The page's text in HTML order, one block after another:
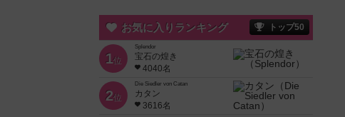
お気に入りランキング トップ50
1位
Splendor
宝石の煌き
4040名
2位
Die Siedler von Catan
カタン
3616名